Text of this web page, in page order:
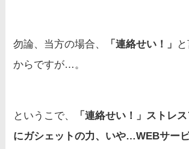
勿論、当方の場合、 「連絡せい！」
からですが…。
というこで、
「連絡せい！」ストレ
にガシェットの力、いや…WEBサー